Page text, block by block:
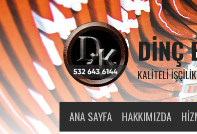
Skip
content
DINÇ
KALITELI
ANA SAYFA HAKKIMIZDA